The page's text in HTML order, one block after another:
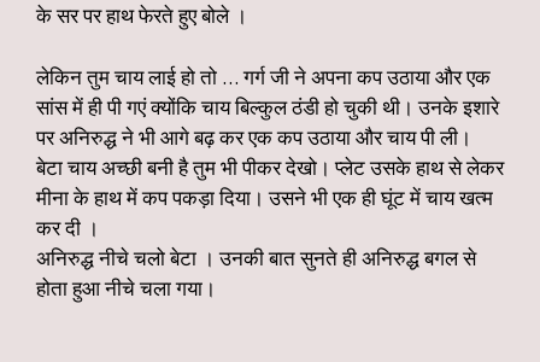
के सर पर हाथ फेरते हुए बोले ।
लेकिन तुम चाय लाई हो तो … गर्ग जी ने अपना कप उठाया और एक
सांस में ही पी गएं क्योंकि चाय बिल्कुल ठंडी हो चुकी थी। उनके इशारे
पर अनिरुद्ध ने भी आगे बढ़ कर एक कप उठाया और चाय पी ली।
बेटा चाय अच्छी बनी है तुम भी पीकर देखो। प्लेट उसके हाथ से लेकर
मीना के हाथ में कप पकड़ा दिया। उसने भी एक ही घूंट में चाय खत्म
कर दी ।
अनिरुद्ध नीचे चलो बेटा । उनकी बात सुनते ही अनिरुद्ध बगल से
होता हुआ नीचे चला गया।